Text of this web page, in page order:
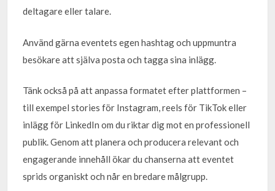
deltagare eller talare.
Använd gärna eventets egen hashtag och uppmuntra
besökare att själva posta och tagga sina inlägg.
Tänk också på att anpassa formatet efter plattformen –
till exempel stories för Instagram, reels för TikTok eller
inlägg för LinkedIn om du riktar dig mot en professionell
publik. Genom att planera och producera relevant och
engagerande innehåll ökar du chanserna att eventet
sprids organiskt och når en bredare målgrupp.